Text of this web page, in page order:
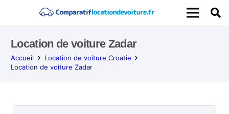
Location de voiture Zadar
Accueil
Location de voiture Croatie
Location de voiture Zadar